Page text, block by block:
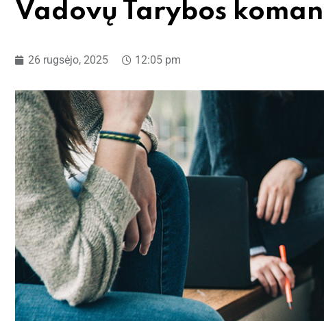
Vadovų Tarybos
26 rugsėjo, 2025 12:05 pm